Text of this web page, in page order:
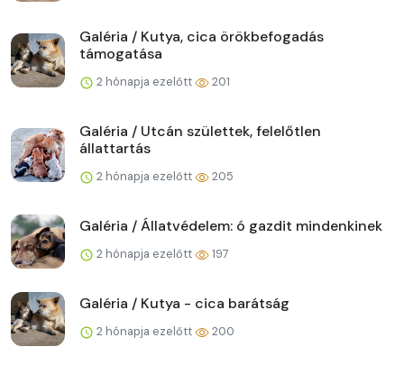
Galéria / Kutya, cica örökbefogadás
támogatása
2 hónapja ezelőtt 201
Galéria / Utcán születtek, felelőtlen
állattartás
2 hónapja ezelőtt 205
Galéria / Állatvédelem: ó gazdit mindenkinek
2 hónapja ezelőtt 197
Galéria / Kutya - cica barátság
2 hónapja ezelőtt 200